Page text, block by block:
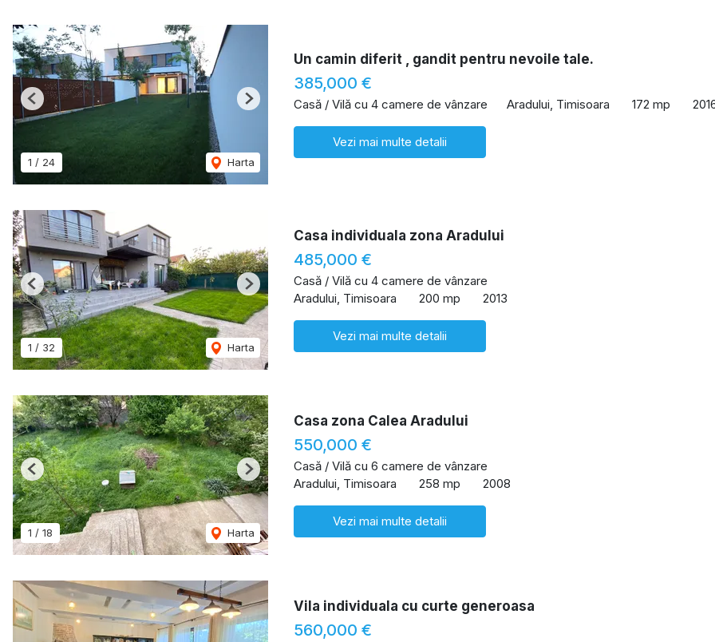
1 / 24 Harta
Previous Next
Un camin diferit , gandit pentru nevoile tale.
385,000 €
Casă / Vilă cu 4 camere de vânzare Aradului, Timisoara 172 mp
Vezi mai multe detalii
1 / 32 Harta
Previous Next
Casa individuala zona Aradului
485,000 €
Casă / Vilă cu 4 camere de vânzare
Aradului, Timisoara
200 mp 2013
Vezi mai multe detalii
1 / 18 Harta
Previous Next
Casa zona Calea Aradului
550,000 €
Casă / Vilă cu 6 camere de vânzare
Aradului, Timisoara
258 mp 2008
Vezi mai multe detalii
Vila individuala cu curte generoasa
560,000 €